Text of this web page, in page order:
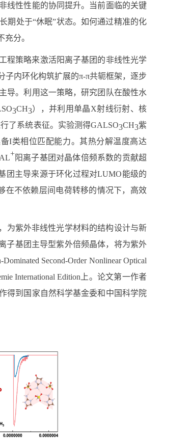
线性性能的协同提升。当前面临的关键
期处于“休眠”状态。如何通过精准的化
分。
程策略来激活阳离子基团的非线性光学
子内环化构筑扩展的π-π共轭框架，逐步
导。利用这一策略，研究团队在酸性水
3CH3），并利用单晶X射线衍射、核
了系统表征。实验测得GALSO3CH3紫
I类相位匹配能力。其热分解温度高达
+阳离子基团对晶体倍频系数的贡献超
团主导来源于环化过程对LUMO能级的
在不依赖层间电荷转移的情况下，高效
为紫外非线性光学材料的结构设计与新
子基团主导型紫外倍频晶体，将为紫外
Dominated Second-Order Nonlinear Optical
International Edition 上。论文第一作者
得到国家自然科学基金委和中国科学院